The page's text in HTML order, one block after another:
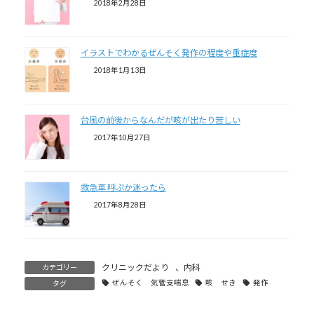
2018年2月28日
イラストでわかるぜんそく発作の程度や重症度
2018年1月13日
台風の前後からなんだが咳が出たり苦しい
2017年10月27日
救急車 呼ぶか迷ったら
2017年8月28日
カテゴリー クリニックだより 、 内科
タグ ぜんそく 気管支喘息 咳 せき 発作